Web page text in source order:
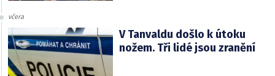
včera
V Tanvaldu došlo k útoku
nožem. Tři lidé jsou zranění